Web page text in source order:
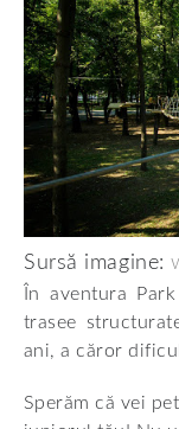
Sursă imagine:
În aventura
trasee
ani, a căror
Sperăm că vei